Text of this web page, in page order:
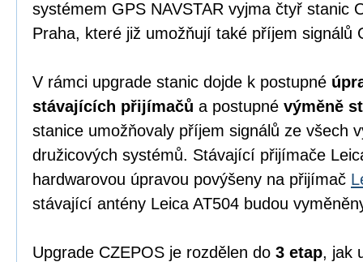
systémem GPS NAVSTAR vyjma čtyř stanic
Praha, které již umožňují také příjem signálů
V rámci upgrade stanic dojde k postupné
stávajících přijímačů a postupné výměně
stanice umožňovaly příjem signálů ze všech
družicových systémů. Stávající přijímače
hardwarovou úpravou povýšeny na přijímač
stávající antény Leica AT504 budou
Upgrade CZEPOS je rozdělen do 3 etap, jak